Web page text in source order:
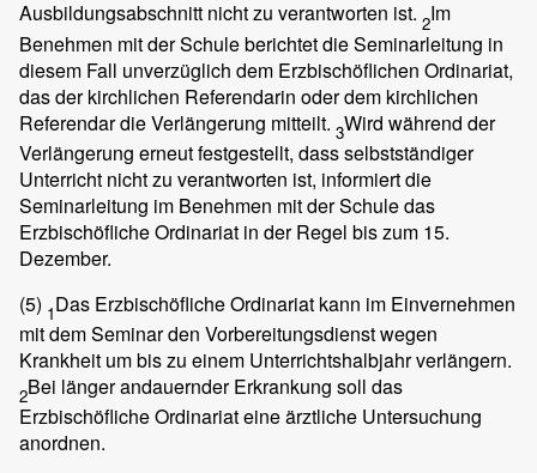
Ausbildungsabschnitt nicht zu verantworten ist. 2Im
Benehmen mit der Schule berichtet die Seminarleitung in
diesem Fall unverzüglich dem Erzbischöflichen Ordinariat,
das der kirchlichen Referendarin oder dem kirchlichen
Referendar die Verlängerung mitteilt. 3Wird während der
Verlängerung erneut festgestellt, dass selbstständiger
Unterricht nicht zu verantworten ist, informiert die
Seminarleitung im Benehmen mit der Schule das
Erzbischöfliche Ordinariat in der Regel bis zum 15.
Dezember.
(5) 1Das Erzbischöfliche Ordinariat kann im Einvernehmen
mit dem Seminar den Vorbereitungsdienst wegen
Krankheit um bis zu einem Unterrichtshalbjahr verlängern.
2Bei länger andauernder Erkrankung soll das
Erzbischöfliche Ordinariat eine ärztliche Untersuchung
anordnen.